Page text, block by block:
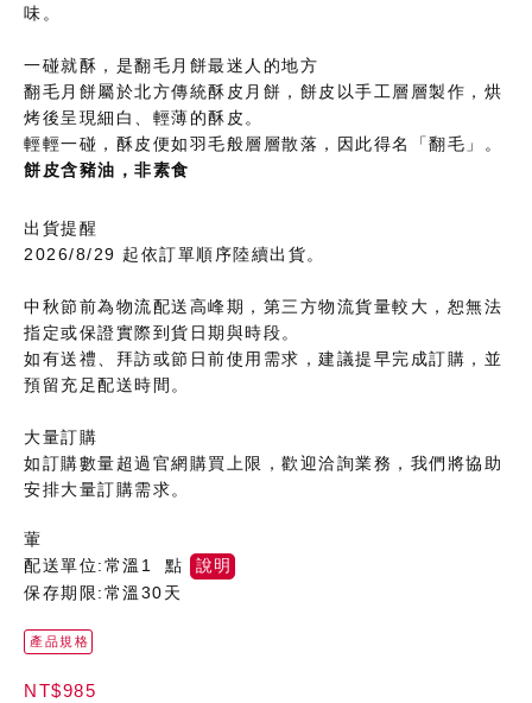
味。
一碰就酥，是翻毛月餅最迷人的地方
翻毛月餅屬於北方傳統酥皮月餅，餅皮以手工層層製作，烘
烤後呈現細白、輕薄的酥皮。
輕輕一碰，酥皮便如羽毛般層層散落，因此得名「翻毛」。
餅皮含豬油，非素食
出貨提醒
2026/8/29 起依訂單順序陸續出貨。
中秋節前為物流配送高峰期，第三方物流貨量較大，恕無法
指定或保證實際到貨日期與時段。
如有送禮、拜訪或節日前使用需求，建議提早完成訂購，並
預留充足配送時間。
大量訂購
如訂購數量超過官網購買上限，歡迎洽詢業務，我們將協助
安排大量訂購需求。
葷
配送單位:常溫1 點
說明
保存期限:常溫30天
產品規格
NT$985